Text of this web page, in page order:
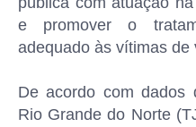
e promover o
adequado às vítimas de
De acordo com dados
Rio Grande do Norte